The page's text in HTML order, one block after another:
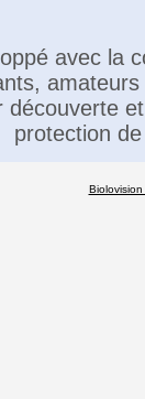
avec la
protection
Biolovision